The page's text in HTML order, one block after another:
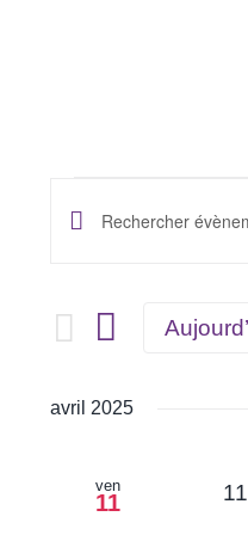
Recherche
navigation
Évènements
Saisir
Rechercher
par
avril 2025
ven
11